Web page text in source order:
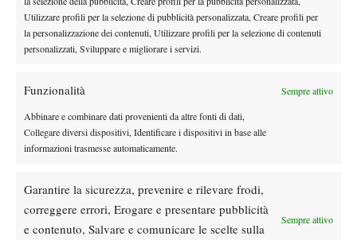
Utilizzare profili per la selezione di pubblicità personalizzata, Creare profili per
la personalizzazione dei contenuti, Utilizzare profili per la selezione di contenuti
personalizzati, Sviluppare e migliorare i servizi.
Funzionalità Sempre attivo
Abbinare e combinare dati provenienti da altre fonti di dati,
Collegare diversi dispositivi, Identificare i dispositivi in base alle
informazioni trasmesse automaticamente.
Garantire la sicurezza, prevenire e rilevare frodi,
correggere errori, Erogare e presentare pubblicità
e contenuto, Salvare e comunicare le scelte sulla
Sempre attivo
seconda settimana del Roland Garros, ndr), e non vediamo l’ora
di riproporre la manifestazione. Tornare ad accogliere giocatrici
di tutto il mondo e centinaia di appassionati, dopo un’attesa così
TAGGED:Internazionali di Brescia